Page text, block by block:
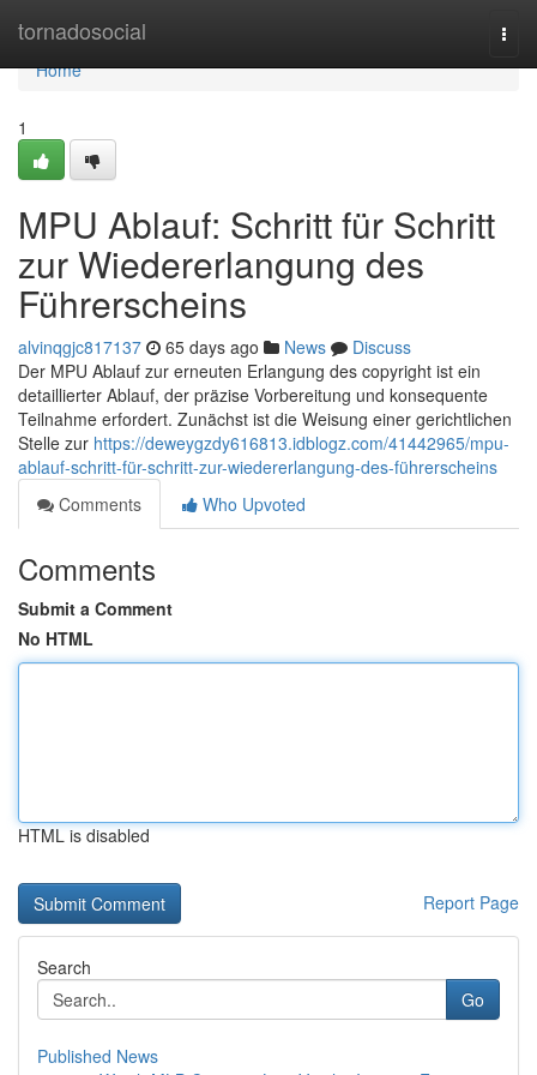
tornadosocial
Home
Home
1
MPU Ablauf: Schritt für Schritt
zur Wiedererlangung des
Führerscheins
alvinqgjc817137 65 days ago News
Discuss
Der MPU Ablauf zur erneuten Erlangung des copyright ist ein
detaillierter Ablauf, der präzise Vorbereitung und konsequente
Teilnahme erfordert. Zunächst ist die Weisung einer gerichtlichen
Stelle zur https://deweygzdy616813.idblogz.com/41442965/mpu-
ablauf-schritt-für-schritt-zur-wiedererlangung-des-führerscheins
Comments
Who Upvoted
Comments
Submit a Comment
No HTML
HTML is disabled
Report Page
Search
Go
Published News